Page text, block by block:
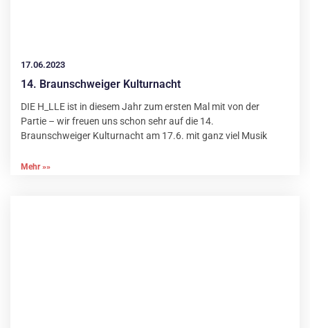
17.06.2023
14. Braunschweiger Kulturnacht
DIE H_LLE ist in diesem Jahr zum ersten Mal mit von der
Partie – wir freuen uns schon sehr auf die 14.
Braunschweiger Kulturnacht am 17.6. mit ganz viel Musik
Mehr »»